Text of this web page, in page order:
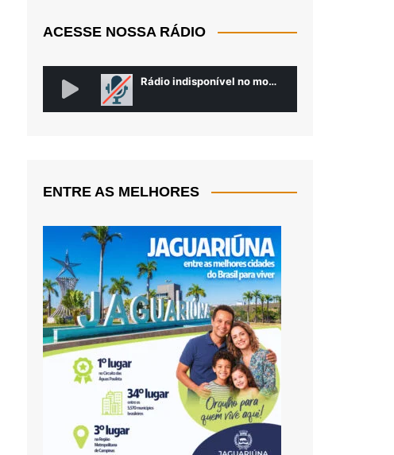
ACESSE NOSSA RÁDIO
ENTRE AS MELHORES